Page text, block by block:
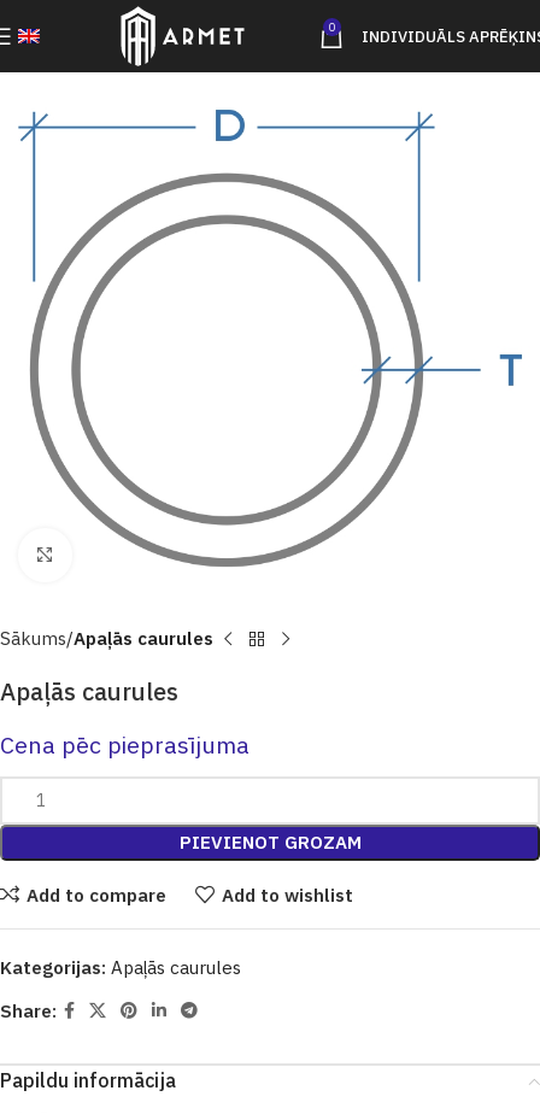
0 INDIVIDUĀLS
Click to enlarge
Sākums Apaļās caurules
Apaļās caurules
Cena pēc pieprasījuma
PIEVIENOT GROZAM
Add to compare Add to wishlist
Kategorijas: Apaļās caurules
Share:
Papildu informācija